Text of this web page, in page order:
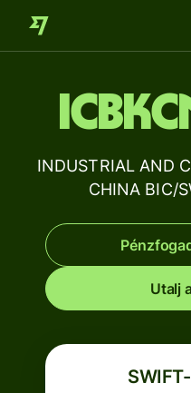
INDUSTRIAL AND
CHINA BIC/
Utalj